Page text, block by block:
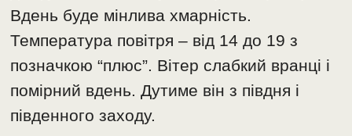
Вдень буде мінлива хмарність.
Температура повітря – від 14 до 19 з
позначкою “плюс”. Вітер слабкий вранці і
помірний вдень. Дутиме він з півдня і
південного заходу.